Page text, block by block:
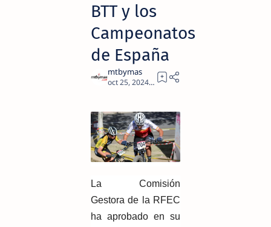
BTT y los
Campeonatos
de España
2
La Comisión
Gestora de la RFEC
ha aprobado en su